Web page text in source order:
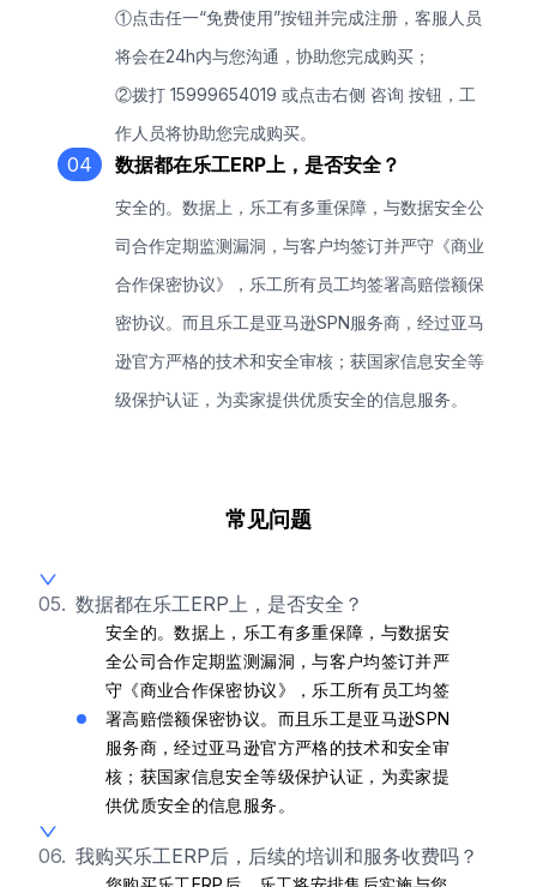
①点击任一“免费使用”按钮并完成注册，客服人员
将会在24h内与您沟通，协助您完成购买；
②拨打 15999654019 或点击右侧 咨询 按钮，工
作人员将协助您完成购买。
04 数据都在乐工ERP上，是否安全？
安全的。数据上，乐工有多重保障，与数据安全公
司合作定期监测漏洞，与客户均签订并严守《商业
合作保密协议》，乐工所有员工均签署高赔偿额保
密协议。而且乐工是亚马逊SPN服务商，经过亚马
逊官方严格的技术和安全审核；获国家信息安全等
级保护认证，为卖家提供优质安全的信息服务。
常见问题
05. 数据都在乐工ERP上，是否安全？
安全的。数据上，乐工有多重保障，与数据安
全公司合作定期监测漏洞，与客户均签订并严
守《商业合作保密协议》，乐工所有员工均签
署高赔偿额保密协议。而且乐工是亚马逊SPN
服务商，经过亚马逊官方严格的技术和安全审
核；获国家信息安全等级保护认证，为卖家提
供优质安全的信息服务。
06. 我购买乐工ERP后，后续的培训和服务收费吗？